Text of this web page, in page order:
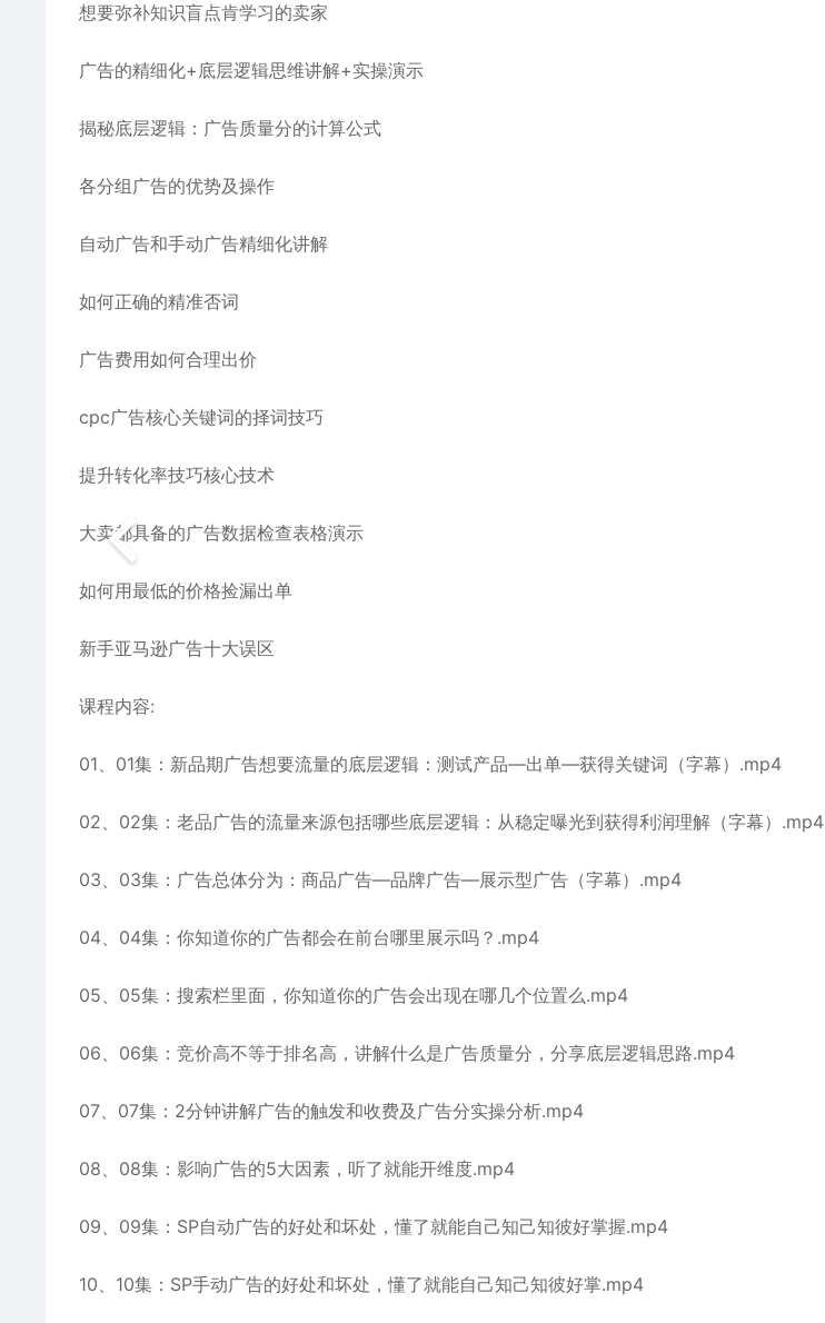
想要弥补知识盲点肯学习的卖家
广告的精细化+底层逻辑思维讲解+实操演示
揭秘底层逻辑：广告质量分的计算公式
各分组广告的优势及操作
自动广告和手动广告精细化讲解
如何正确的精准否词
广告费用如何合理出价
cpc广告核心关键词的择词技巧
提升转化率技巧核心技术
大卖都具备的广告数据检查表格演示
如何用最低的价格捡漏出单
新手亚马逊广告十大误区
课程内容:
01、01集：新品期广告想要流量的底层逻辑：测试产品—出单—获得关键词（字幕）.mp4
02、02集：老品广告的流量来源包括哪些底层逻辑：从稳定曝光到获得利润理解（字幕）.mp4
03、03集：广告总体分为：商品广告—品牌广告—展示型广告（字幕）.mp4
04、04集：你知道你的广告都会在前台哪里展示吗？.mp4
05、05集：搜索栏里面，你知道你的广告会出现在哪几个位置么.mp4
06、06集：竞价高不等于排名高，讲解什么是广告质量分，分享底层逻辑思路.mp4
07、07集：2分钟讲解广告的触发和收费及广告分实操分析.mp4
08、08集：影响广告的5大因素，听了就能开维度.mp4
09、09集：SP自动广告的好处和坏处，懂了就能自己知己知彼好掌握.mp4
10、10集：SP手动广告的好处和坏处，懂了就能自己知己知彼好掌.mp4